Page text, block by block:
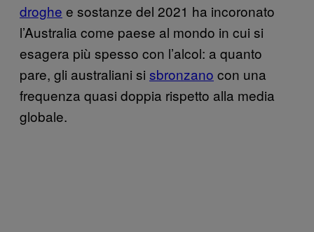
droghe e sostanze del 2021 ha incoronato
l’Australia come paese al mondo in cui si
esagera più spesso con l’alcol: a quanto
pare, gli australiani si sbronzano con una
frequenza quasi doppia rispetto alla media
globale.